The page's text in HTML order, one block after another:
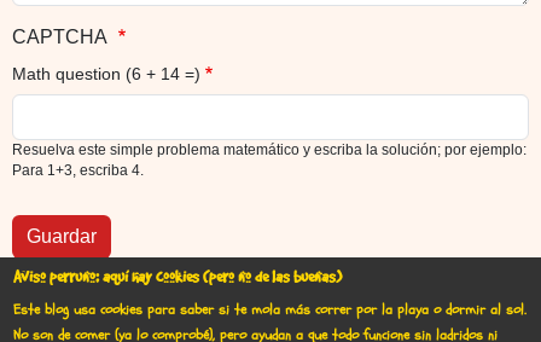
CAPTCHA
Math question (6 + 14 =)
Resuelva este simple problema matemático y escriba la solución; por ejemplo:
Para 1+3, escriba 4.
Aviso perruno: aquí hay cookies (pero no de las buenas)
Este blog usa cookies para saber si te mola más correr por la playa o dormir al sol.
No son de comer (ya lo comprobé), pero ayudan a que todo funcione sin ladridos ni